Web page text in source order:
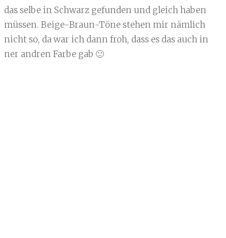
das selbe in Schwarz gefunden und gleich haben
müssen. Beige-Braun-Töne stehen mir nämlich
nicht so, da war ich dann froh, dass es das auch in
ner andren Farbe gab 🙂